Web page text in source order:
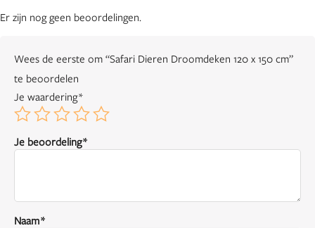
Er zijn nog geen beoordelingen.
Wees de eerste om “Safari Dieren Droomdeken 120 x 150 cm”
te beoordelen
Je waardering*
Je beoordeling*
Naam*